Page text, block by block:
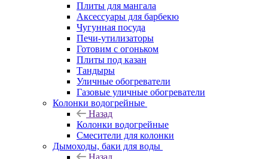
Плиты для мангала
Аксессуары для барбекю
Чугунная посуда
Печи-утилизаторы
Готовим с огоньком
Плиты под казан
Тандыры
Уличные обогреватели
Газовые уличные обогреватели
Колонки водогрейные
Назад
Колонки водогрейные
Смесители для колонки
Дымоходы, баки для воды
Назад